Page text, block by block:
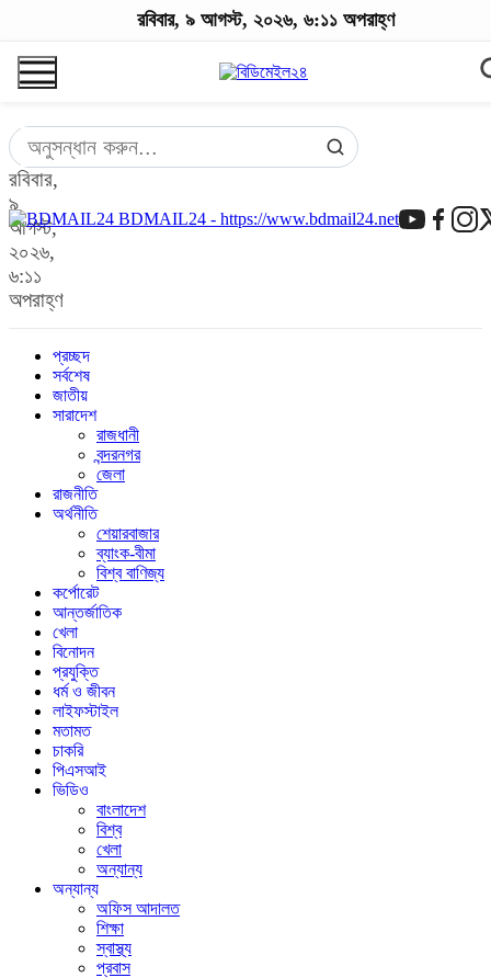
রবিবার,
৯
আগস্ট,
২০২৬,
৬:১১
অপরাহ্ণ
BDMAIL24 - https://www.bdmail24.net
প্রচ্ছদ
সর্বশেষ
জাতীয়
সারাদেশ
রাজধানী
বন্দরনগর
জেলা
রাজনীতি
অর্থনীতি
শেয়ারবাজার
ব্যাংক-বীমা
বিশ্ব বাণিজ্য
কর্পোরেট
আন্তর্জাতিক
খেলা
বিনোদন
প্রযুক্তি
ধর্ম ও জীবন
লাইফস্টাইল
মতামত
চাকরি
পিএসআই
ভিডিও
বাংলাদেশ
বিশ্ব
খেলা
অন্যান্য
অন্যান্য
অফিস আদালত
শিক্ষা
স্বাস্থ্য
প্রবাস
রবিবার, ৯ আগস্ট, ২০২৬, ৬:১১ অপরাহ্ণ